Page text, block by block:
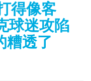
得像客
球迷攻陷
糟透了